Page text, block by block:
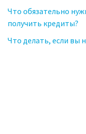
Что обязательно
получить кредиты?
Что делать, если вы